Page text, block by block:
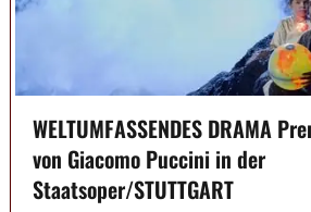
WELTUMFASSENDES DRAMA
von Giacomo Puccini in der
Staatsoper/STUTTGART